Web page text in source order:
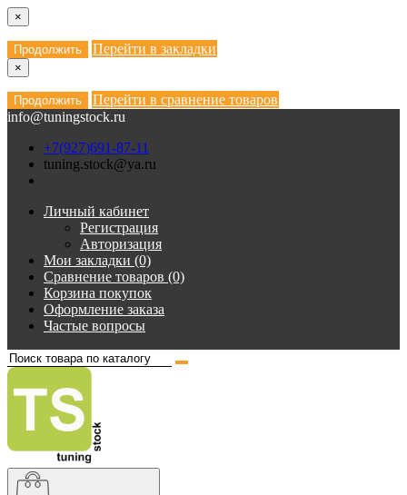
×
Продолжить Перейти в закладки
×
Продолжить
Перейти в сравнение товаров
info@tuningstock.ru
+7(927)691-87-11
tuning.stock@ya.ru
Личный кабинет
Регистрация
Авторизация
Мои закладки (0)
Сравнение товаров (0)
Корзина покупок
Оформление заказа
Частые вопросы